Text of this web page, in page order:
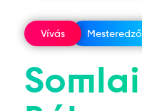
Vívás Mesteredző
Somlai